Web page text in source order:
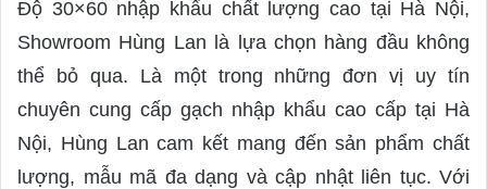
Độ 30×60 nhập khẩu chất lượng cao tại Hà Nội,
Showroom Hùng Lan là lựa chọn hàng đầu không
thể bỏ qua. Là một trong những đơn vị uy tín
chuyên cung cấp gạch nhập khẩu cao cấp tại Hà
Nội, Hùng Lan cam kết mang đến sản phẩm chất
lượng, mẫu mã đa dạng và cập nhật liên tục. Với